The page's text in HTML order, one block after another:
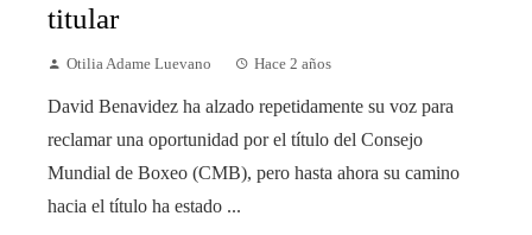
titular
Otilia Adame Luevano Hace 2 años
David Benavidez ha alzado repetidamente su voz para
reclamar una oportunidad por el título del Consejo
Mundial de Boxeo (CMB), pero hasta ahora su camino
hacia el título ha estado ...